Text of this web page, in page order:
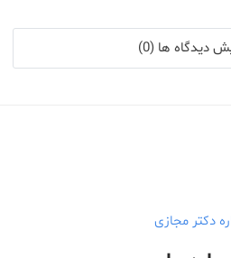
دیدگاه ها (0)
دکتر مجازی